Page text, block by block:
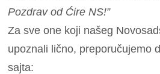
Pozdrav od Ćire NS!”
Za sve one koji našeg
upoznali lično, preporučujemo
sajta: